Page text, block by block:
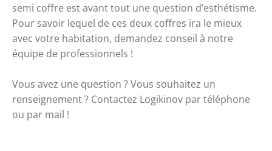
semi coffre est avant tout une question d’esthétisme.
Pour savoir lequel de ces deux coffres ira le mieux
avec votre habitation, demandez conseil à notre
équipe de professionnels !
Vous avez une question ? Vous souhaitez un
renseignement ? Contactez Logikinov par téléphone
ou par mail !